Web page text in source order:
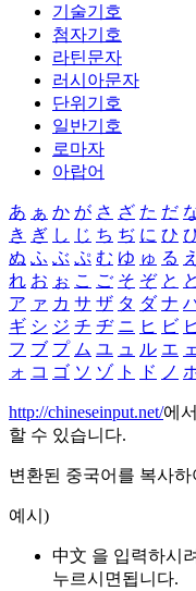
기술기호
첨자기호
라틴문자
러시아문자
단위기호
일반기호
로마자
아랍어
あ ぁ か が さ ざ た だ
き ぎ し じ ち ぢ に ひ
ぬ ふ ぶ ぷ む ゆ ゅ る え
れ お ぉ こ ご そ ぞ と
ア ァ カ サ ザ タ ダ ナ
ギ シ ジ チ ヂ ニ ヒ ビ
フ ブ プ ム ユ ュ ル エ
ォ コ ゴ ソ ゾ ト ド ノ
http://chineseinput.net/에
할 수 있습니다.
변환된 중국어를 복사
예시)
中文 을 입력하시
누르시면됩니다.